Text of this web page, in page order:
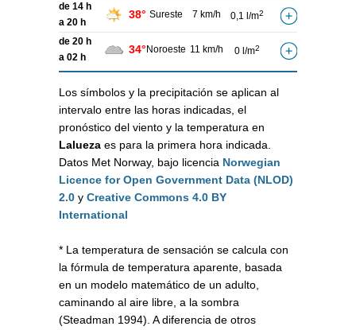
de 14 h
a 20 h
38° Sureste 7 km/h 0,1 l/m2
de 20 h
a 02 h
34° Noroeste 11 km/h 0 l/m2
Los símbolos y la precipitación se aplican al
intervalo entre las horas indicadas, el
pronóstico del viento y la temperatura en
Lalueza es para la primera hora indicada.
Datos Met Norway, bajo licencia Norwegian
Licence for Open Government Data (NLOD)
2.0 y Creative Commons 4.0 BY
International
* La temperatura de sensación se calcula con
la fórmula de temperatura aparente, basada
en un modelo matemático de un adulto,
caminando al aire libre, a la sombra
(Steadman 1994). A diferencia de otros